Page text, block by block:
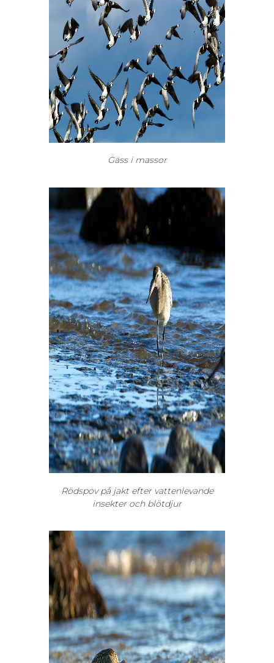
Gäss i massor
Rödspov på jakt efter vattenlevande
insekter och blötdjur